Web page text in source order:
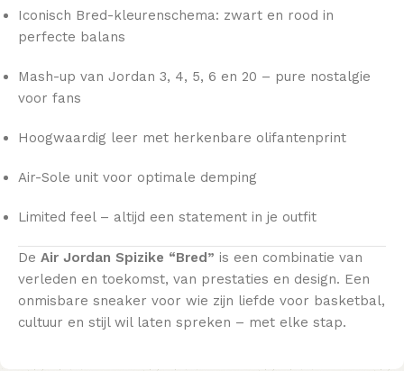
Iconisch Bred-kleurenschema: zwart en rood in
perfecte balans
Mash-up van Jordan 3, 4, 5, 6 en 20 – pure nostalgie
voor fans
Hoogwaardig leer met herkenbare olifantenprint
Air-Sole unit voor optimale demping
Limited feel – altijd een statement in je outfit
De Air Jordan Spizike “Bred” is een combinatie van
verleden en toekomst, van prestaties en design. Een
onmisbare sneaker voor wie zijn liefde voor basketbal,
cultuur en stijl wil laten spreken – met elke stap.